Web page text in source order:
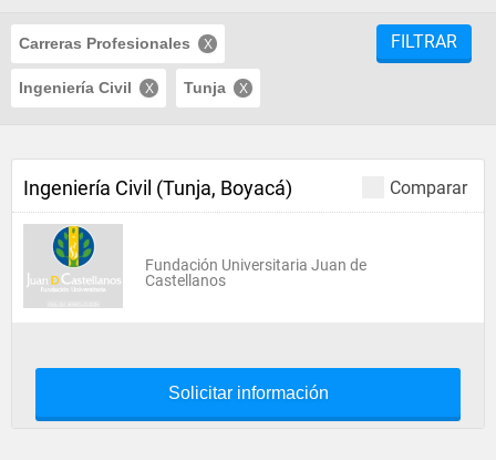
Carreras Profesionales
Ingeniería Civil Tunja
FILTRAR
Comparar
Ingeniería Civil (Tunja, Boyacá)
Fundación Universitaria Juan de
Castellanos
Solicitar información